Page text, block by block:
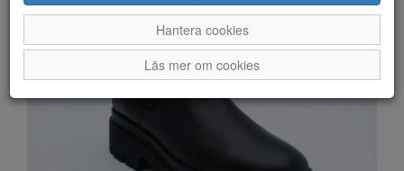
Hantera cookies
Läs mer om cookies